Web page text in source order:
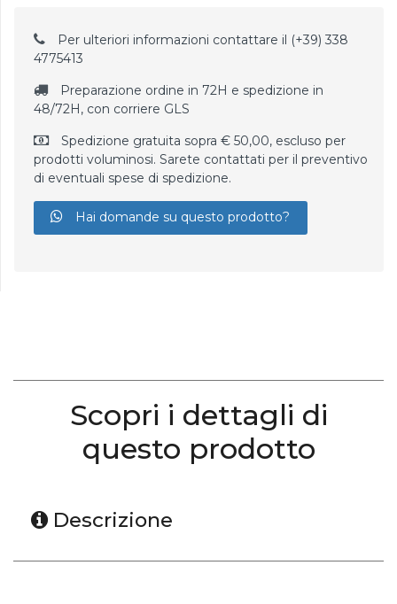
Per ulteriori informazioni contattare il (+39) 338
4775413
Preparazione ordine in 72H e spedizione in
48/72H, con corriere GLS
Spedizione gratuita sopra € 50,00, escluso per
prodotti voluminosi. Sarete contattati per il preventivo
di eventuali spese di spedizione.
Hai domande su questo prodotto?
Scopri i dettagli di
questo prodotto
Descrizione